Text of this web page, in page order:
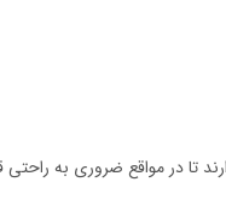
تا در مواقع ضروری به